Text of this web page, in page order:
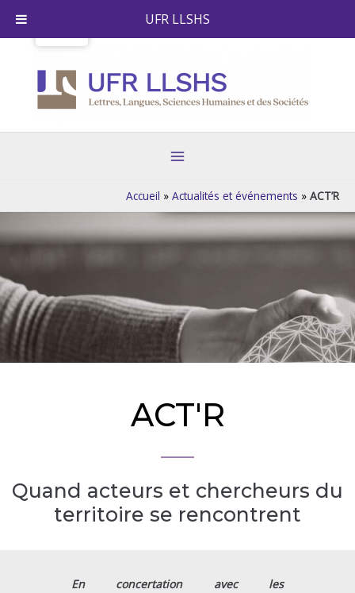
Menu
Accueil » Actualités et événements » ACT’R
ACT'R
Quand acteurs et chercheurs du
territoire se rencontrent​
En concertation avec les
UFR LLSHS